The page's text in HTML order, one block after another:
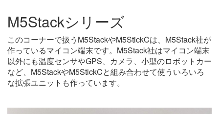
M5Stackシリーズ
このコーナーで扱うM5StackやM5StickCは、M5Stack社が
作っているマイコン端末です。M5Stack社はマイコン端末
以外にも温度センサやGPS、カメラ、小型のロボットカー
など、M5StackやM5StickCと組み合わせて使ういろいろ
な拡張ユニットも作っています。